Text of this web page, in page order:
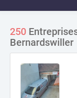
250
Bernardswiller